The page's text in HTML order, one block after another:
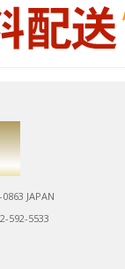
JAPAN
592-5533